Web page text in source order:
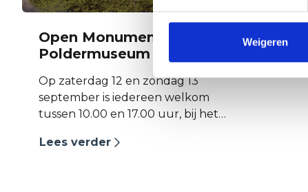
Weigeren
Open Monumentendag ;
Poldermuseum
Op zaterdag 12 en zondag 13
september is iedereen welkom
tussen 10.00 en 17.00 uur, bij het
Heerhugowaard. Jong en oud zijn
Lees verder